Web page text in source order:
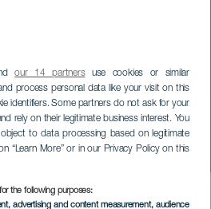
our 14 partnersuse cookies or similar
process personal data like your visit on this
identifiers. Some partners do not ask for your
rely on their legitimate business interest. You
to data processing based on legitimate
“Learn More” or in our Privacy Policy on this
the following purposes:
advertising and content measurement, audience
Tre Re